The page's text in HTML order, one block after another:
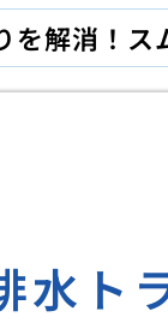
を解消！ス
水ト